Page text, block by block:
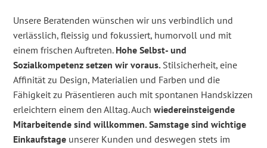
Unsere Beratenden wünschen wir uns verbindlich und
verlässlich, fleissig und fokussiert, humorvoll und mit
einem frischen Auftreten. Hohe Selbst- und
Sozialkompetenz setzen wir voraus. Stilsicherheit, eine
Affinität zu Design, Materialien und Farben und die
Fähigkeit zu Präsentieren auch mit spontanen Handskizzen
erleichtern einem den Alltag. Auchwiedereinsteigende
Mitarbeitende sind willkommen. Samstage sind wichtige
Einkaufstage unserer Kunden und deswegen stets im